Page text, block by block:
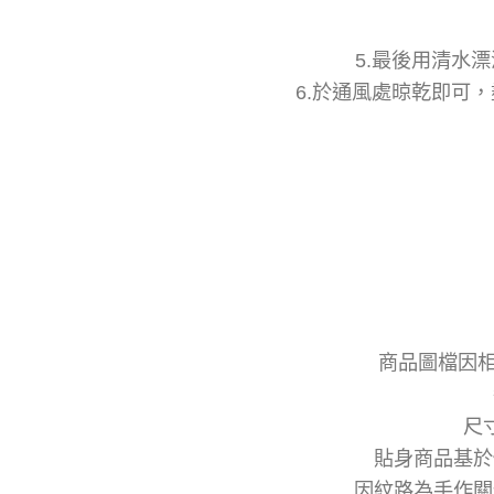
5.最後用清水
6.於通風處晾乾即可
商品圖檔因
尺
貼身商品基